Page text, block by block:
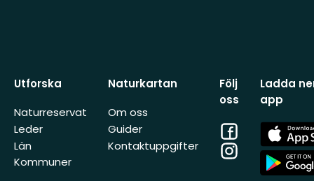
Utforska
Naturreservat
Leder
Län
Kommuner
Naturkartan
Om oss
Guider
Kontaktuppgifter
Följ
oss
Facebook
Instagram
Ladda
app
App
Store
App
Store